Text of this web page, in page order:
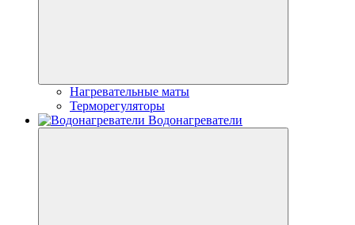
Нагревательные маты
Терморегуляторы
Водонагреватели